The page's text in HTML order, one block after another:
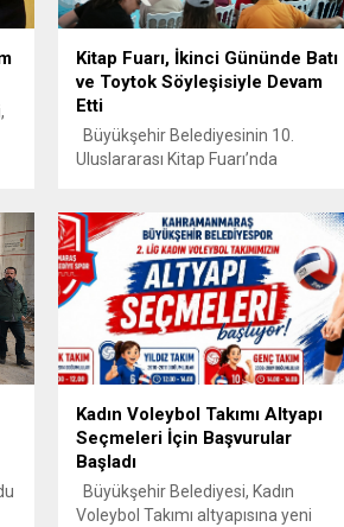
Kitap Fuarı, İkinci Gününde Batı
ve Toytok Söyleşisiyle Devam
Etti
Büyükşehir Belediyesinin 10.
Uluslararası Kitap Fuarı’nda
Toytok; toplumsal değerler, bireysel
ve toplumsal gelişim ile birey-
toplum etkileşimi gibi pek çok
konuyu farklı bakış açılarıyla ele aldı.
Kahramanmaraş Büyükşehir
Belediyesinin düzenlediği 10.
Uluslararası Kahramanmaraş Kitap
Kadın Voleybol Takımı Altyapı
Seçmeleri İçin Başvurular
Başladı
Büyükşehir Belediyesi, Kadın
Voleybol Takımı altyapısına yeni